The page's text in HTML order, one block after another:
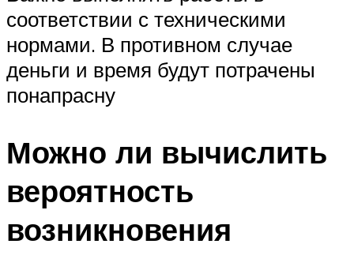
соответствии с техническими
нормами. В противном случае
деньги и время будут потрачены
понапрасну
Можно ли вычислить
вероятность
возникновения